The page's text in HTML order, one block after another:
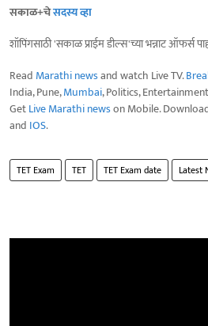
सकाळ+चेसदस्य व्हा
शॉपिंगसाठी 'सकाळ प्राईम डील्स'च्या भन्नाट ऑफर्स
Read Marathi newsand watch Live TV.
India, Pune,Mumbai, Politics,
GetLive Marathi newson Mobile.
and IOS.
TET Exam TET TET Exam date Latest